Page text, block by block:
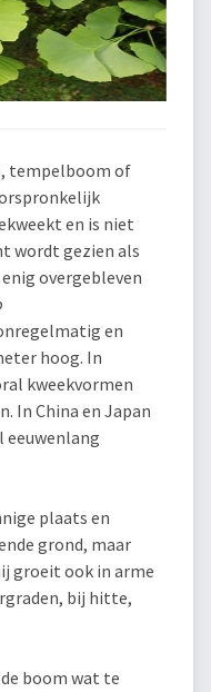
tempelboom of
en is niet
wordt gezien als
overgebleven
en
hoog. In
kweekvormen
In China en Japan
eeuwenlang
plaats en
grond, maar
groeit ook in arme
bij hitte,
boom wat te